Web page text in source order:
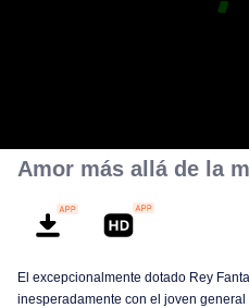
Amor más allá de la
El excepcionalmente dotado Rey
inesperadamente con el joven